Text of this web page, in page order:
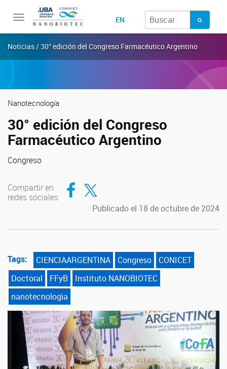
Toggle
navigation
EN
Noticias / 30° edición del Congreso Farmacéutico Argentino
Nanotecnología
30° edición del Congreso
Farmacéutico Argentino
Congreso
Compartir en
redes sociales
Compartir en Facebook
Compartir en Twitter
Publicado el 18 de octubre de 2024
Tags: CIENCIAARGENTINA Congreso
CONICET
Doctoral
FFyB
Instituto NANOBIOTEC
nanotecnologìa